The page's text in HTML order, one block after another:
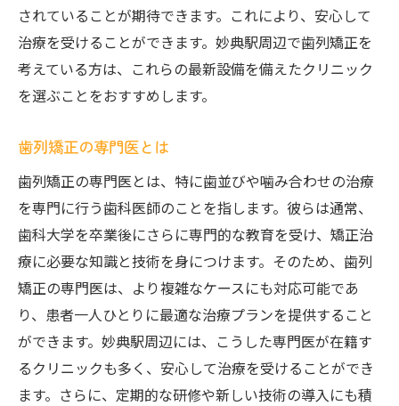
されていることが期待できます。これにより、安心して
治療を受けることができます。妙典駅周辺で歯列矯正を
考えている方は、これらの最新設備を備えたクリニック
を選ぶことをおすすめします。
歯列矯正の専門医とは
歯列矯正の専門医とは、特に歯並びや噛み合わせの治療
を専門に行う歯科医師のことを指します。彼らは通常、
歯科大学を卒業後にさらに専門的な教育を受け、矯正治
療に必要な知識と技術を身につけます。そのため、歯列
矯正の専門医は、より複雑なケースにも対応可能であ
り、患者一人ひとりに最適な治療プランを提供すること
ができます。妙典駅周辺には、こうした専門医が在籍す
るクリニックも多く、安心して治療を受けることができ
ます。さらに、定期的な研修や新しい技術の導入にも積